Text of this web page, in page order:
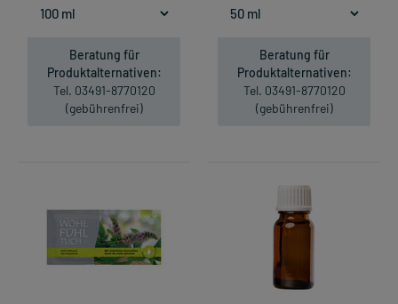
Beratung für
Produktalternativen:
Tel. 03491-8770120
(gebührenfrei)
Beratung für
Produktalternativen:
Tel. 03491-8770120
(gebührenfrei)